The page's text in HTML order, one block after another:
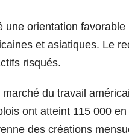
orientation
et asiatiques. Le
risqués.
du travail
ont atteint 115 000
des créations